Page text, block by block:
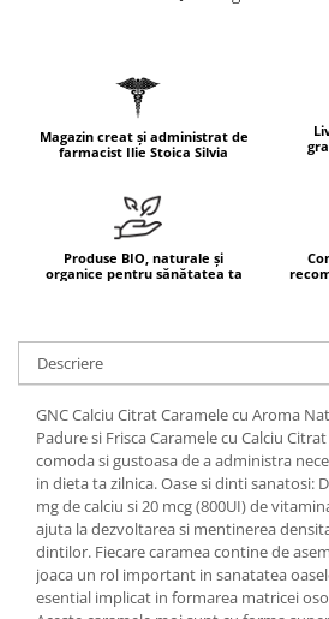
Protecție Solară
Creme SPF față
Creme SPF corp
Uleiuri bronzare
Acceleratoare bronz
Deodorante
Mâini și Unghii
Creme mâini
Tratamente unghii
Cosmetice coreene
Beauty of Joseon
PETITFEE
Mary & May
COSRX
Maca
Magneziu
Miere de Manuka
Multivitamine
Palmier pitic
Probiotice
Proteine din zer (Whey Protein)
Quercetin
Resveratrol
Scortisoara
Seleniu
Seminte de in
Magazin creat și administrat de
farmacist Ilie Stoica Silvia
Produse BIO, naturale și
organice pentru sănătatea ta
Descriere
GNC Calciu Citrat Caramele cu Aroma
Padure si Frisca Caramele cu Calciu
comoda si gustoasa de a administra
in dieta ta zilnica. Oase si dinti sanatosi:
mg de calciu si 20 mcg (800UI) de
ajuta la dezvoltarea si mentinerea
dintilor. Fiecare caramea contine de
joaca un rol important in sanatatea
esential implicat in formarea matricei